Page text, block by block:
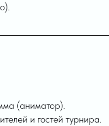
(аниматор).
и гостей турнира.